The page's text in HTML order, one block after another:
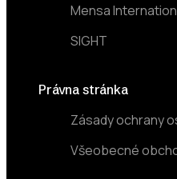
Mensa
SIGHT
Právna stránka
Zásady ochrany
Všeobecné